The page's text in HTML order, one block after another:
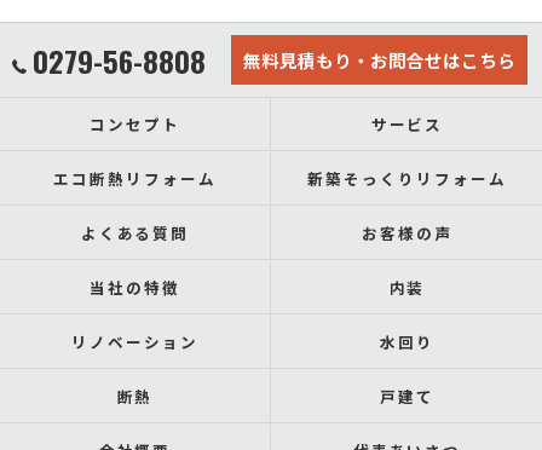
0279-56-8808 無料見積もり・お問合せはこちら
コンセプト サービス
エコ断熱リフォーム 新築そっくりリフォーム
よくある質問 お客様の声
当社の特徴 内装
リノベーション 水回り
断熱 戸建て